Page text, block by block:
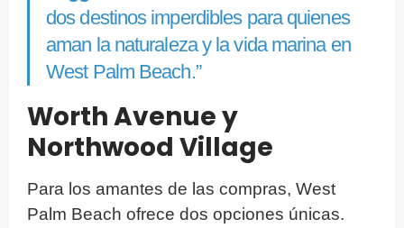
dos destinos imperdibles para quienes
aman la naturaleza y la vida marina en
West Palm Beach.”
Worth Avenue y
Northwood Village
Para los amantes de las compras, West
Palm Beach ofrece dos opciones únicas.